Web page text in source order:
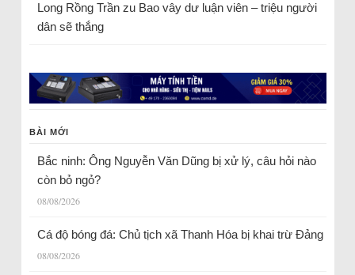
Long Rồng Trầnzu Bao vây dư luận viên – triệu người
dân sẽ thắng
BÀI MỚI
Bắc ninh: Ông Nguyễn Văn Dũng bị xử lý, câu hỏi nào
còn bỏ ngỏ?
08/08/2026
Cá độ bóng đá: Chủ tịch xã Thanh Hóa bị khai trừ Đảng
08/08/2026